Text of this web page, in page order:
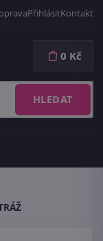
PřihlásitKontakt
HLEDAT
0 Kč